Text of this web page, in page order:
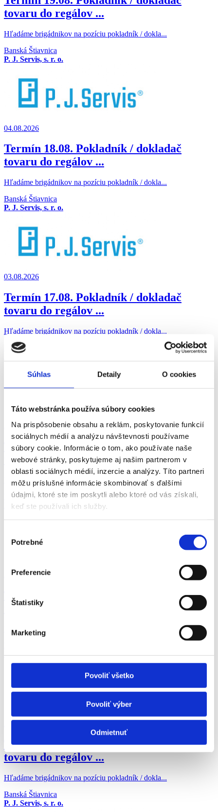
Súhlas Detaily O cookies
Táto webstránka používa súbory cookies
Na prispôsobenie obsahu a reklám, poskytovanie funkcií
sociálnych médií a analýzu návštevnosti používame
súbory cookie. Informácie o tom, ako používate naše
webové stránky, poskytujeme aj našim partnerom v
oblasti sociálnych médií, inzercie a analýzy. Títo partneri
môžu príslušné informácie skombinovať s ďalšími
údajmi, ktoré ste im poskytli alebo ktoré od vás získali,
keď ste používali ich služby.
súhlasu
Potrebné
Preferencie
Štatistiky
Marketing
Povoliť všetko
Povoliť výber
Odmietnuť
tovaru do regálov ...
Hľadáme brigádnikov na pozíciu pokladník / dokla...
Banská Štiavnica
P. J. Servis, s. r. o.
04.08.2026
Termín 18.08. Pokladník / dokladač
tovaru do regálov ...
Hľadáme brigádnikov na pozíciu pokladník / dokla...
Banská Štiavnica
P. J. Servis, s. r. o.
03.08.2026
Termín 17.08. Pokladník / dokladač
tovaru do regálov ...
Hľadáme brigádnikov na pozíciu pokladník / dokla...
Banská Štiavnica
31.07.2026
Termín 14.08. Pokladník / dokladač
tovaru do regálov ...
Hľadáme brigádnikov na pozíciu pokladník / dokla...
Banská Štiavnica
P. J. Servis, s. r. o.
27.07.2026
Termín 08.08. Pokladník / dokladač
tovaru do regálov ...
Hľadáme brigádnikov na pozíciu pokladník / dokla...
P. J. Servis, s. r. o.
27.07.2026
Termín 09.08. Pokladník / dokladač
tovaru do regálov ...
Hľadáme brigádnikov na pozíciu pokladník / dokla...
Banská Štiavnica
P. J. Servis, s. r. o.